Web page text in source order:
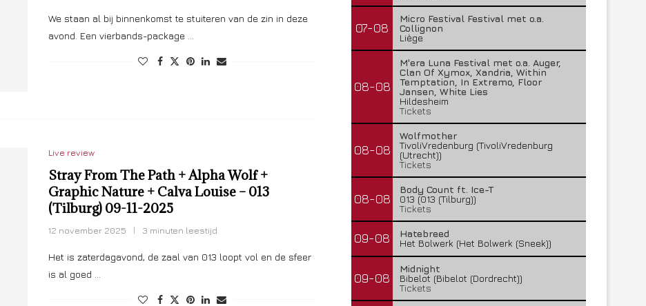
We staan al bij binnenkomst te stuiteren van de zin in deze
avond. Een vierbands-package …
Live review
Stray From The Path + Alpha Wolf +
Graphic Nature + Calva Louise – 013
(Tilburg) 09-11-2025
12 november 2025 3 minuten leestijd
Het is zaterdagavond, de zaal van 013 loopt vol en de sfeer
is al goed …
07-08
Micro Festival Festival met o.a.
Collignon
Liège
08-08
M'era Luna Festival met o.a. Auger,
Clan Of Xymox, Xandria, Within
Temptation, In Extremo, Floor
Jansen, White Lies
Hildesheim
Tickets
08-08
Wolfmother
TivoliVredenburg (TivoliVredenburg
(Utrecht))
Tickets
08-08
Body Count ft. Ice-T
013 (013 (Tilburg))
Tickets
09-08
Hatebreed
Het Bolwerk (Het Bolwerk (Sneek))
09-08
Midnight
Bibelot (Bibelot (Dordrecht))
Tickets